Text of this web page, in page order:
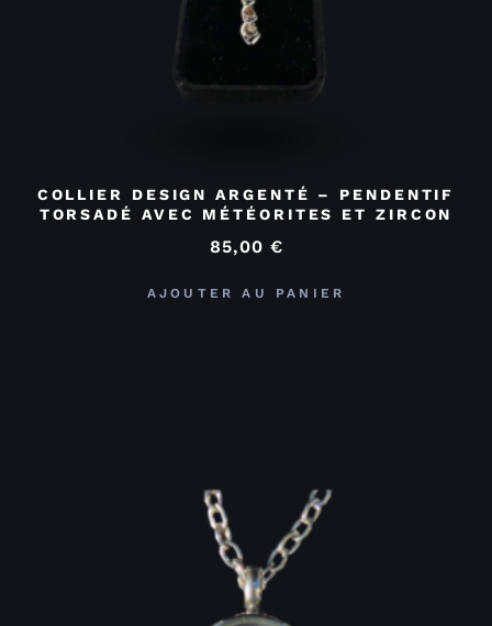
COLLIER DESIGN ARGENTÉ – PENDENTIF
TORSADÉ AVEC MÉTÉORITES ET ZIRCON
85,00 €
AJOUTER AU PANIER